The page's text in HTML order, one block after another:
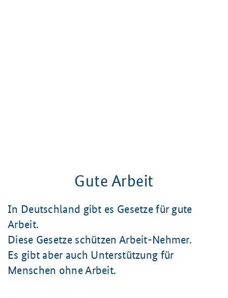
Gute Arbeit
In Deutschland gibt es Gesetze für gute
Arbeit.
Diese Gesetze schützen Arbeit-Nehmer.
Es gibt aber auch Unterstützung für
Menschen ohne Arbeit.